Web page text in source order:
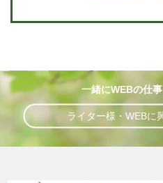
一緒にWEBの仕
ライター様・WEBに